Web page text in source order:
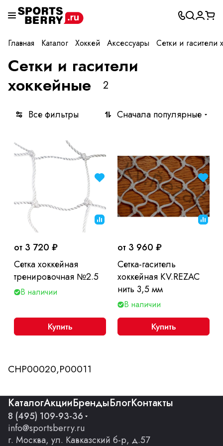
Главная Каталог Хоккей Аксессуары Сетки и гасители
Сетки и гасители
хоккейные
2
Все фильтры Сначала популярные
от 3 720 ₽
Сетка хоккейная
тренировочная №2.5
В наличии
Купить
от 3 960 ₽
Сетка-гаситель
хоккейная KV.REZAC
нить 3,5 мм
В наличии
Купить
CHP00020,P00011
КаталогАкцииБрендыБлогКонтакты
8 (495) 109-93-36
info@sportsberry.ru
г. Москва, ул. Кавказский б-р, д.57